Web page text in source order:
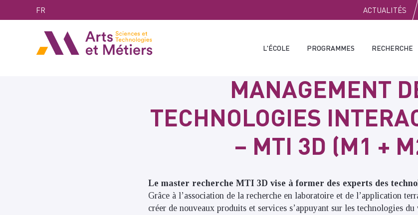
to
to
to
FR PUBLIC
ACTUALITÉS
Arts et métiers
L'ÉCOLE PROGRAMMES RECHERCHE
MANAGEMENT
TECHNOLOGIES
– MTI 3D (M1 +
Le master recherche MTI 3D vise à former des experts des
Grâce à l’association de la recherche en laboratoire et de l’application
créer de nouveaux produits et services s’appuyant sur les technologies